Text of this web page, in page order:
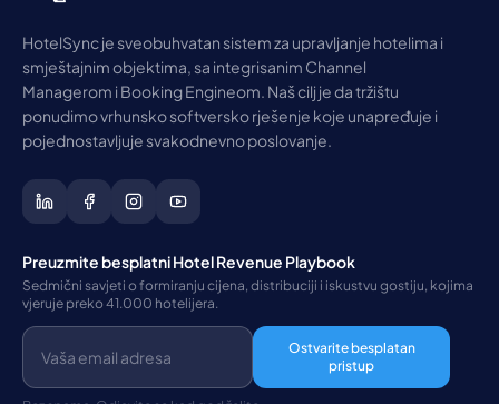
HotelSync je sveobuhvatan sistem za upravljanje hotelima i
smještajnim objektima, sa integrisanim Channel
Managerom i Booking Engineom. Naš cilj je da tržištu
ponudimo vrhunsko softversko rješenje koje unapređuje i
pojednostavljuje svakodnevno poslovanje.
Preuzmite besplatni Hotel Revenue Playbook
Sedmični savjeti o formiranju cijena, distribuciji i iskustvu gostiju, kojima
vjeruje preko 41.000 hotelijera.
Ostvarite besplatan
pristup